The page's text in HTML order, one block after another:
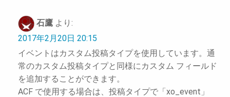
石鷹 より:
2017年2月20日 20:15
イベントはカスタム投稿タイプを使用しています。通
常のカスタム投稿タイプと同様にカスタム フィールド
を追加することができます。
ACF で使用する場合は、投稿タイプで「xo_event」